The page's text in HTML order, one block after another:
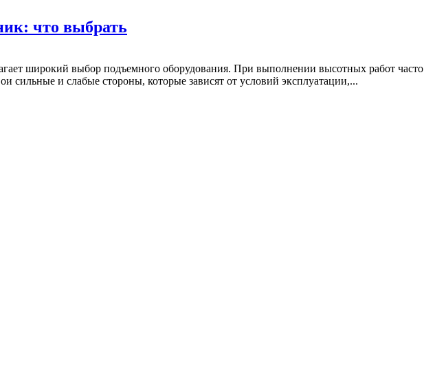
что выбрать
широкий выбор подъемного оборудования. При выполнении высотных работ
и слабые стороны, которые зависят от условий эксплуатации,...